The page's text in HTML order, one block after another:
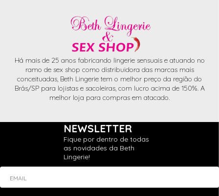
Há mais de 25 anos fabricando lingerie sensuais e atuando no
ramo de sex shop como distribuidora das marcas mais
conceituadas, Beth Lingerie tem o melhor preço da região do
Brás/SP para lojistas e sacoleiras, com lucro acima de 150%. A
melhor loja para compras em atacado.
NEWSLETTER
Fique por dentro de todas
as novidades da Beth
Lingerie!
EMAIL